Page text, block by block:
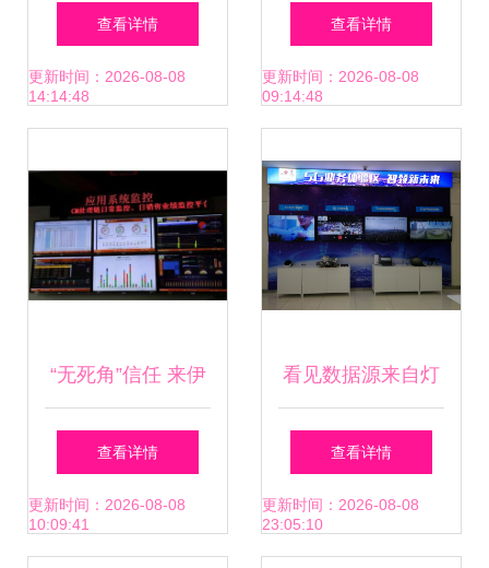
字高清监控系统工
程解析 智能安防的
查看详情
更新时间：2026-08-08
14:14:48
系统软件与数字监
控系统销售新模式
关键引擎
查看详情
更新时间：2026-08-08
09:14:48
“无死角”信任 来伊
份透明供应链的价
值与挑战
查看详情
更新时间：2026-08-08
10:09:41
看见数据源来自灯
节启见后的觉察
VR监控手安全细帧
查看详情
更新时间：2026-08-08
23:05:10